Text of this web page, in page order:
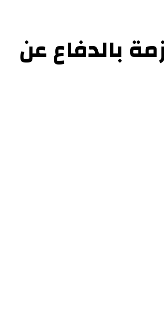
بالدفاع عن